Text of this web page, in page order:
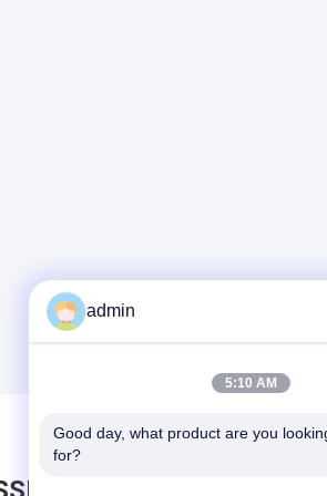
admin
5:10 AM
Good day, what product are you
for?